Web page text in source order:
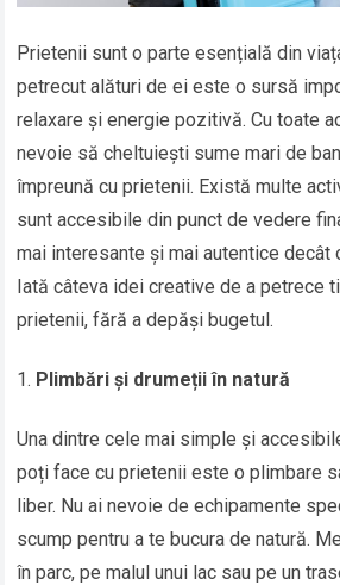
Prietenii sunt o parte esențială din
petrecut alături de ei este o sursă
relaxare și energie pozitivă. Cu toate
nevoie să cheltuiești sume mari de
împreună cu prietenii. Există multe
sunt accesibile din punct de vedere
mai interesante și mai autentice
Iată câteva idei creative de a petrece
prietenii, fără a depăși bugetul.
Plimbări și drumeții în natură
Una dintre cele mai simple și
poți face cu prietenii este o plimbare
liber. Nu ai nevoie de echipamente
scump pentru a te bucura de natură.
în parc, pe malul unui lac sau pe un